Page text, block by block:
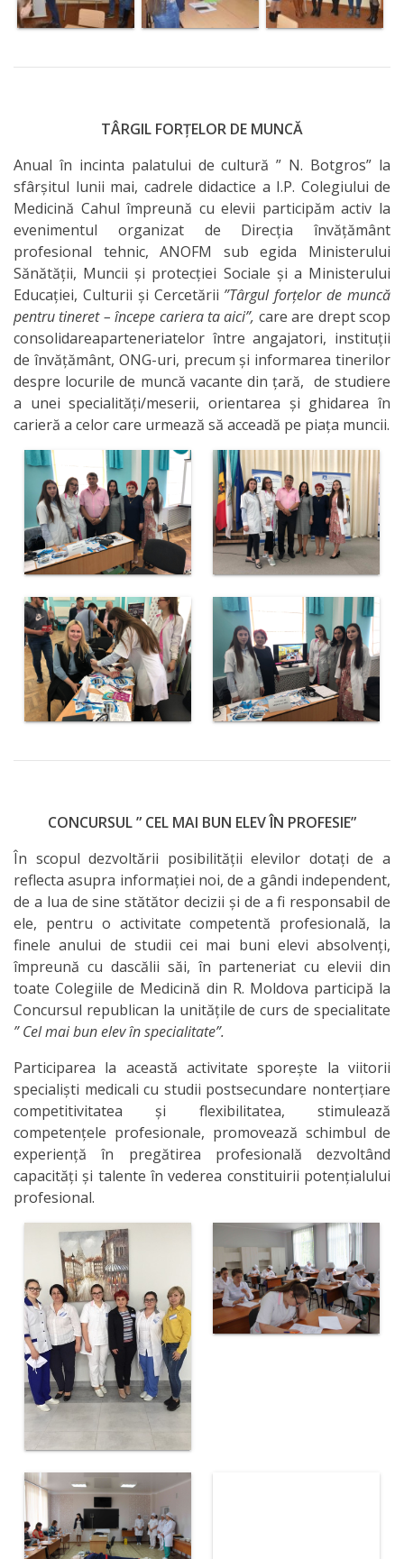
TÂRGIL FORȚELOR DE MUNCĂ
Anual în incinta palatului de cultură ” N. Botgros” la
sfârșitul lunii mai, cadrele didactice a I.P. Colegiului de
Medicină Cahul împreună cu elevii participăm activ la
evenimentul organizat de Direcția învățământ
profesional tehnic, ANOFM sub egida Ministerului
Sănătății, Muncii și protecției Sociale și a Ministerului
Educației, Culturii și Cercetării ”Târgul forțelor de muncă
pentru tineret – începe cariera ta aici”, care are drept scop
consolidareaparteneriatelor între angajatori, instituții
de învățământ, ONG-uri, precum și informarea tinerilor
despre locurile de muncă vacante din țară, de studiere
a unei specialități/meserii, orientarea și ghidarea în
carieră a celor care urmează să acceadă pe piața muncii.
CONCURSUL ” CEL MAI BUN ELEV ÎN PROFESIE”
În scopul dezvoltării posibilității elevilor dotați de a
reflecta asupra informației noi, de a gândi independent,
de a lua de sine stătător decizii și de a fi responsabil de
ele, pentru o activitate competentă profesională, la
finele anului de studii cei mai buni elevi absolvenți,
împreună cu dascălii săi, în parteneriat cu elevii din
toate Colegiile de Medicină din R. Moldova participă la
Concursul republican la unitățile de curs de specialitate
” Cel mai bun elev în specialitate”.
Participarea la această activitate sporește la viitorii
specialiști medicali cu studii postsecundare nonterțiare
competitivitatea și flexibilitatea, stimulează
competențele profesionale, promovează schimbul de
experiență în pregătirea profesională dezvoltând
capacități și talente în vederea constituirii potențialului
profesional.